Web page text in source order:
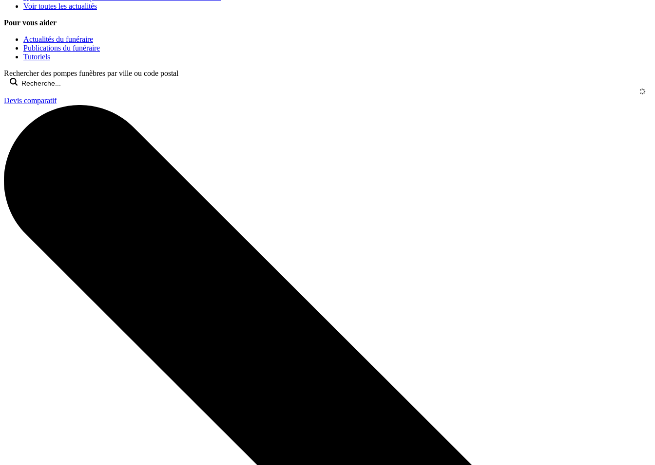
Voir toutes les actualités
Pour vous aider
Actualités du funéraire
Publications du funéraire
Tutoriels
Rechercher des pompes funèbres par ville ou code postal
Devis comparatif